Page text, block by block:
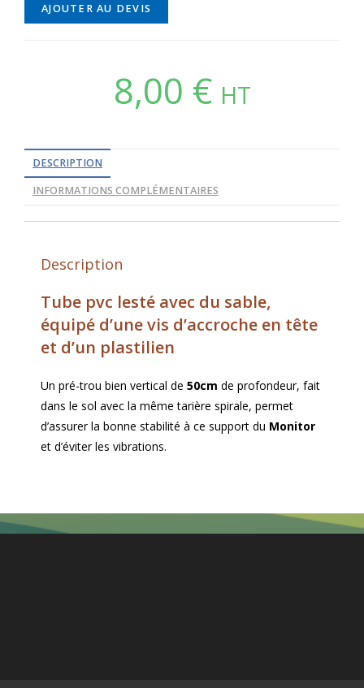
AJOUTER AU DEVIS
8,00 € HT
DESCRIPTION
INFORMATIONS COMPLÉMENTAIRES
Description
Tube pvc lesté avec du sable,
équipé d’une vis d’accroche en tête
et d’un plastilien
Un pré-trou bien vertical de 50cm de profondeur, fait
dans le sol avec la même tarière spirale, permet
d’assurer la bonne stabilité à ce support du Monitor
et d’éviter les vibrations.